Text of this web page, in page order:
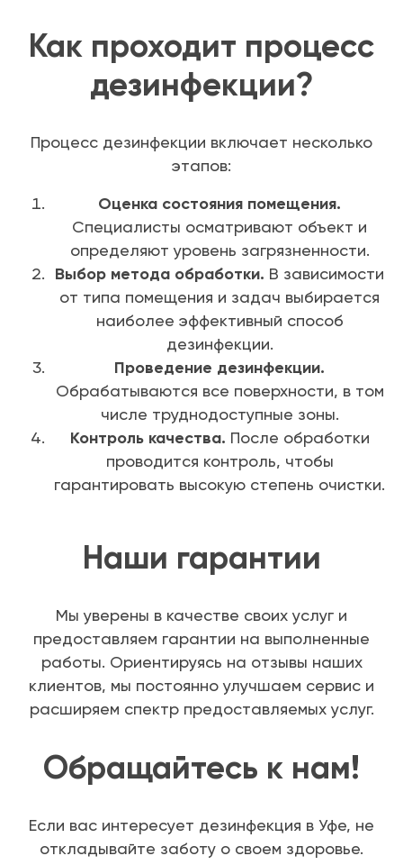
Как проходит процесс
дезинфекции?
Процесс дезинфекции включает несколько
этапов:
Оценка состояния помещения.
Специалисты осматривают объект и
определяют уровень загрязненности.
Выбор метода обработки. В зависимости
от типа помещения и задач выбирается
наиболее эффективный способ
дезинфекции.
Проведение дезинфекции.
Обрабатываются все поверхности, в том
числе труднодоступные зоны.
Контроль качества. После обработки
проводится контроль, чтобы
гарантировать высокую степень очистки.
Наши гарантии
Мы уверены в качестве своих услуг и
предоставляем гарантии на выполненные
работы. Ориентируясь на отзывы наших
клиентов, мы постоянно улучшаем сервис и
расширяем спектр предоставляемых услуг.
Обращайтесь к нам!
Если вас интересует дезинфекция в Уфе, не
откладывайте заботу о своем здоровье.